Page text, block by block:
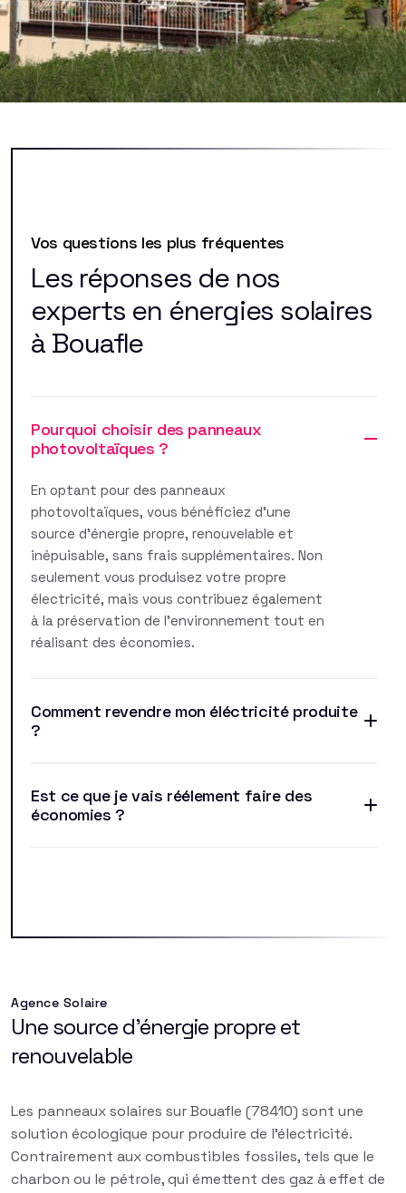
Vos questions les plus fréquentes
Les réponses de nos
experts en énergies solaires
à Bouafle
Pourquoi choisir des panneaux
photovoltaïques ?
En optant pour des panneaux
photovoltaïques, vous bénéficiez d'une
source d'énergie propre, renouvelable et
inépuisable, sans frais supplémentaires. Non
seulement vous produisez votre propre
électricité, mais vous contribuez également
à la préservation de l'environnement tout en
réalisant des économies.
Comment revendre mon éléctricité produite
?
Est ce que je vais réélement faire des
économies ?
Agence Solaire
Une source d'énergie propre et
renouvelable
Les panneaux solaires sur Bouafle (78410) sont une
solution écologique pour produire de l'électricité.
Contrairement aux combustibles fossiles, tels que le
charbon ou le pétrole, qui émettent des gaz à effet de